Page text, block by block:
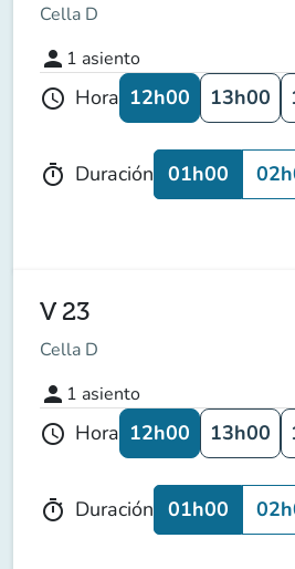
Cella D
person 1 asiento
schedule Hora 12h00 13h00
timer Duración 01h00
V 23
Cella D
person 1 asiento
schedule Hora 12h00 13h00
timer Duración 01h00